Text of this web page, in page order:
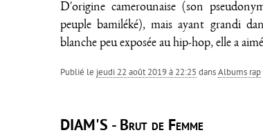
D'origine camerounaise (son
peuple bamiléké), mais ayant grandi
blanche peu exposée au hip-hop, elle a
Publié le jeudi 22 août 2019 à 22:25 dansAlbums rap
DIAM'S - Brut de Femme